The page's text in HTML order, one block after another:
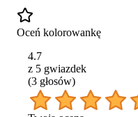
Oceń kolorowankę
4.7
z 5 gwiazdek
(3 głosów)